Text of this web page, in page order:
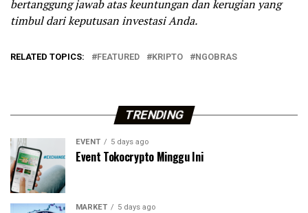
bertanggung jawab atas keuntungan dan kerugian yang
timbul dari keputusan investasi Anda.
RELATED TOPICS: FEATURED KRIPTO NGOBRAS
TRENDING
EVENT 5 days ago
Event Tokocrypto Minggu Ini
MARKET 5 days ago